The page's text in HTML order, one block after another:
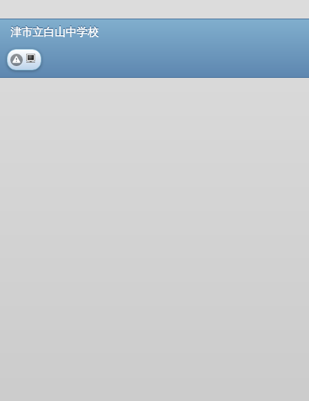
津市立白山中学校